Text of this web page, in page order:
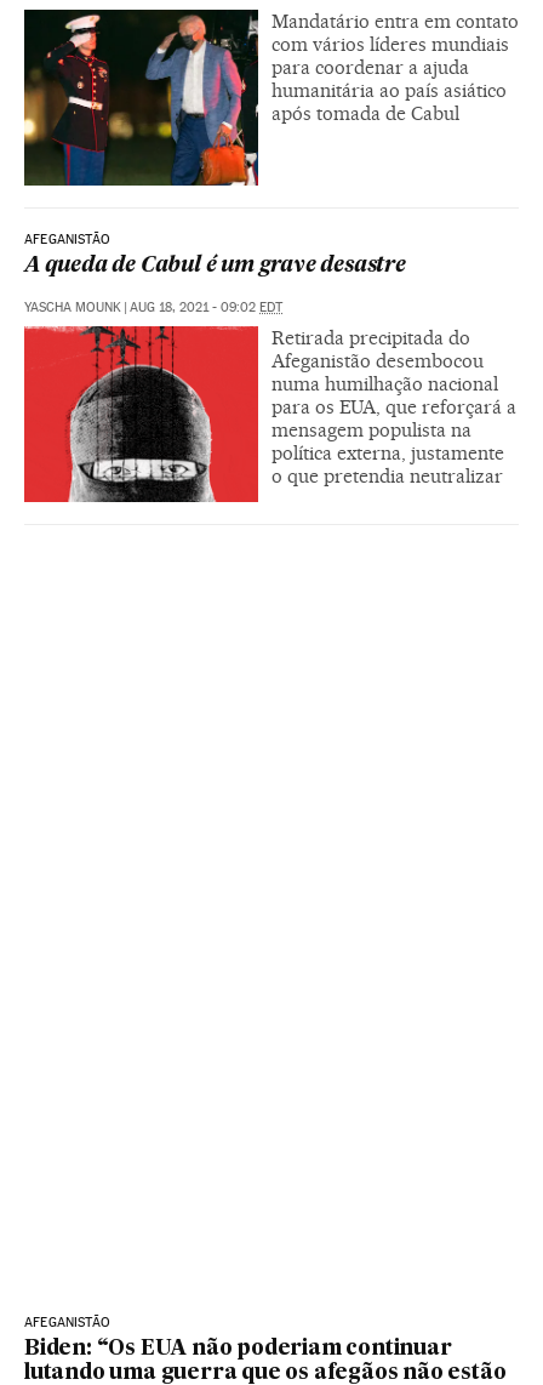
Mandatário entra em contato
com vários líderes mundiais
para coordenar a ajuda
humanitária ao país asiático
após tomada de Cabul
AFEGANISTÃO
A queda de Cabul é um grave desastre
YASCHA MOUNK | AUG 18, 2021 - 09:02 EDT
Retirada precipitada do
Afeganistão desembocou
numa humilhação nacional
para os EUA, que reforçará a
mensagem populista na
política externa, justamente
o que pretendia neutralizar
AFEGANISTÃO
Biden: “Os EUA não poderiam continuar
lutando uma guerra que os afegãos não estão